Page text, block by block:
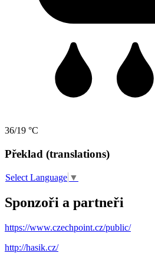
36/19 °C
Překlad (translations)
Select Language ▼
Sponzoři a partneři
https://www.czechpoint.cz/public/
http://hasik.cz/